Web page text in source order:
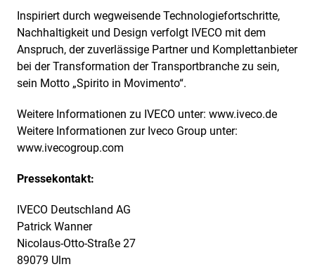
Inspiriert durch wegweisende Technologiefortschritte,
Nachhaltigkeit und Design verfolgt IVECO mit dem
Anspruch, der zuverlässige Partner und Komplettanbieter
bei der Transformation der Transportbranche zu sein,
sein Motto „Spirito in Movimento“.
Weitere Informationen zu IVECO unter: www.iveco.de
Weitere Informationen zur Iveco Group unter:
www.ivecogroup.com
Pressekontakt:
IVECO Deutschland AG
Patrick Wanner
Nicolaus-Otto-Straße 27
89079 Ulm